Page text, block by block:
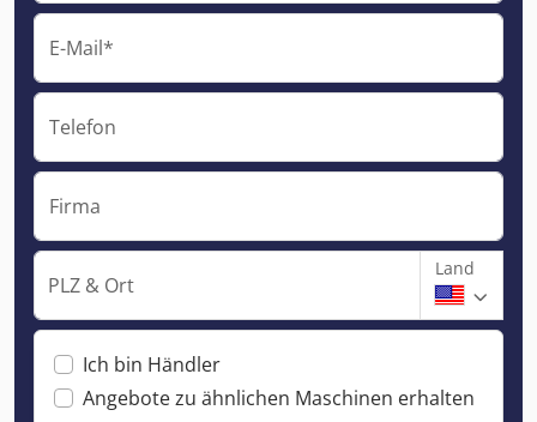
E-Mail*
Telefon
Firma
PLZ & Ort
Land
Ich bin Händler
Angebote zu ähnlichen Maschinen erhalten